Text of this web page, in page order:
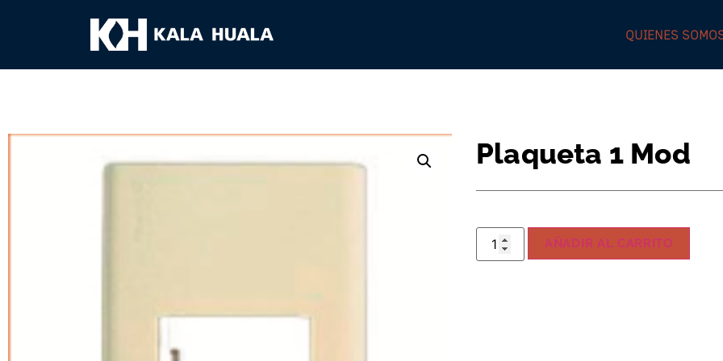
QUIENES
Plaqueta 1 Mod
AÑADIR AL CARRITO